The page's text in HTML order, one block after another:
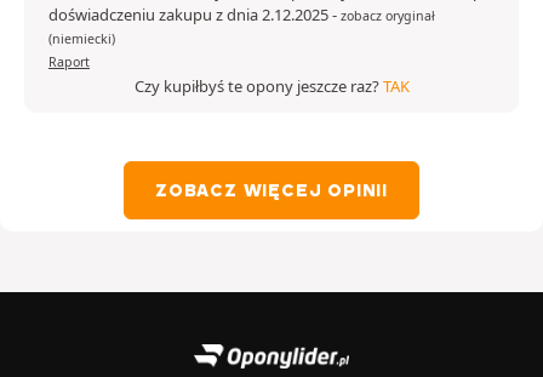
doświadczeniu zakupu z dnia 2.12.2025- zobacz oryginał
(niemiecki)
Raport
Czy kupiłbyś te opony jeszcze raz?TAK
ZOBACZ WIĘCEJ OPINII